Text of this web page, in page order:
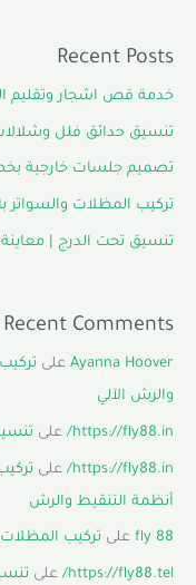
Recent Posts
خدمة قص اشجار وتقليم
تنسيق حدائق فلل
تصميم جلسات خارجية بخصم 30% والمعاينة
تركيب المظلات والسواتر
تنسيق تحت الدرج | معاينة
Recent Comments
Ayanna Hoover على
والرش الآلي
https://fly88.in/ على
https://fly88.in/ على
أنظمة التنقيط والرش
fly 88 على تركيب المظلات
https://fly88.tel/ على